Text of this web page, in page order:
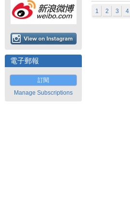
電子郵報
訂閱
Manage Subscriptions
1 2 3 4